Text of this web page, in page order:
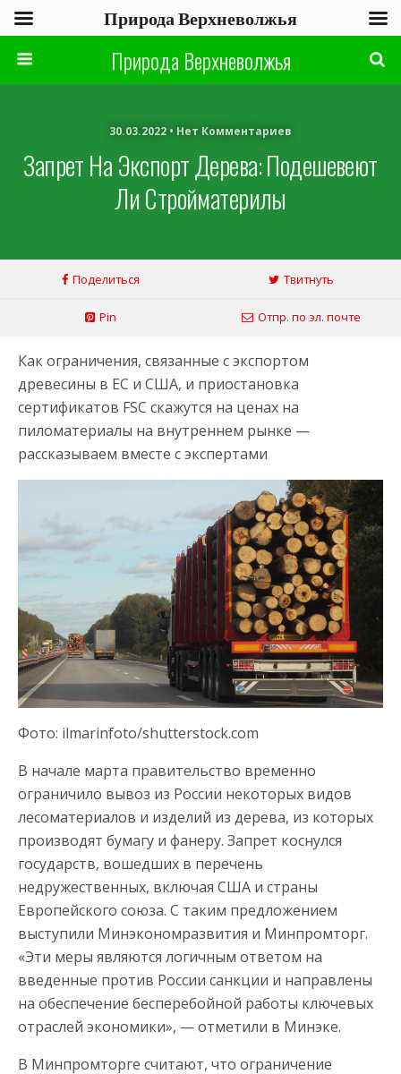
Природа Верхневолжья
30.03.2022 • Нет Комментариев
Запрет На Экспорт Дерева: Подешевеют
Ли Стройматерилы
Поделиться Твитнуть
Pin Отпр. по эл. почте
Как ограничения, связанные с экспортом
древесины в ЕС и США, и приостановка
сертификатов FSC скажутся на ценах на
пиломатериалы на внутреннем рынке —
рассказываем вместе с экспертами
Фото: ilmarinfoto/shutterstock.com
В начале марта правительство временно
ограничило вывоз из России некоторых видов
лесоматериалов и изделий из дерева, из которых
производят бумагу и фанеру. Запрет коснулся
государств, вошедших в перечень
недружественных, включая США и страны
Европейского союза. С таким предложением
выступили Минэкономразвития и Минпромторг.
«Эти меры являются логичным ответом на
введенные против России санкции и направлены
на обеспечение бесперебойной работы ключевых
отраслей экономики», — отметили в Минэке.
В Минпромторге считают, что ограничение
Природа Верхневолжья